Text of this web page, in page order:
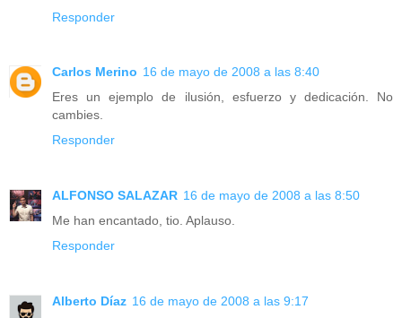
Responder
Carlos Merino 16 de mayo de 2008 a las 8:40
Eres un ejemplo de ilusión, esfuerzo y dedicación. No
cambies.
Responder
ALFONSO SALAZAR 16 de mayo de 2008 a las 8:50
Me han encantado, tio. Aplauso.
Responder
Alberto Díaz 16 de mayo de 2008 a las 9:17